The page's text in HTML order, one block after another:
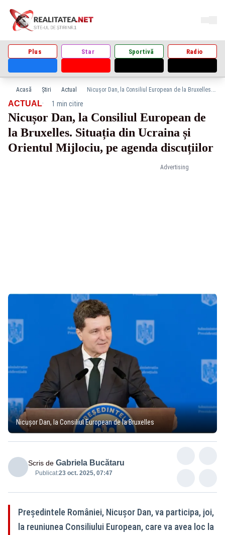
Plus Star Sportivă Radio
Acasă Știri Actual Nicușor Dan, la Consiliul European de la Bruxelles. Situația din Ucraina și Orientul Mijlociu, pe agenda discuțiilor
Advertising
ACTUAL· 1 min citire
Nicușor Dan, la Consiliul European de
la Bruxelles. Situația din Ucraina și
Orientul Mijlociu, pe agenda discuțiilor
Nicușor Dan, la Consiliul European de la Bruxelles
Scris de Gabriela Bucătaru
Publicat:23 oct. 2025, 07:47
Președintele României, Nicușor Dan, va participa, joi,
la reuniunea Consiliului European, care va avea loc la